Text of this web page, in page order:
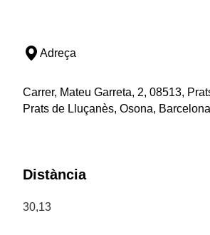
Adreça
Carrer, Mateu Garreta, 2, 08513,
Prats de Lluçanès, Osona, Barcelona
Distància
30,13